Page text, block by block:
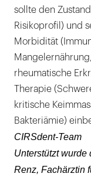
sollte den
Risikoprofil) und
Morbidität
rheumatische
Therapie
kritische
Bakteriämie)
CIRSdent-Team
Unterstützt wurde
Renz, Fachärztin